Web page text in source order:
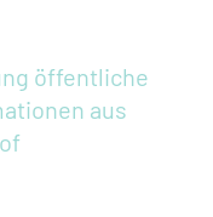
öffentliche
aus